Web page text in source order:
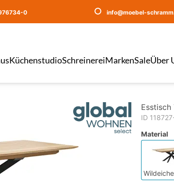
0 info@moebel-
KüchenstudioSchreinereiMarkenSaleÜber
ID
Material